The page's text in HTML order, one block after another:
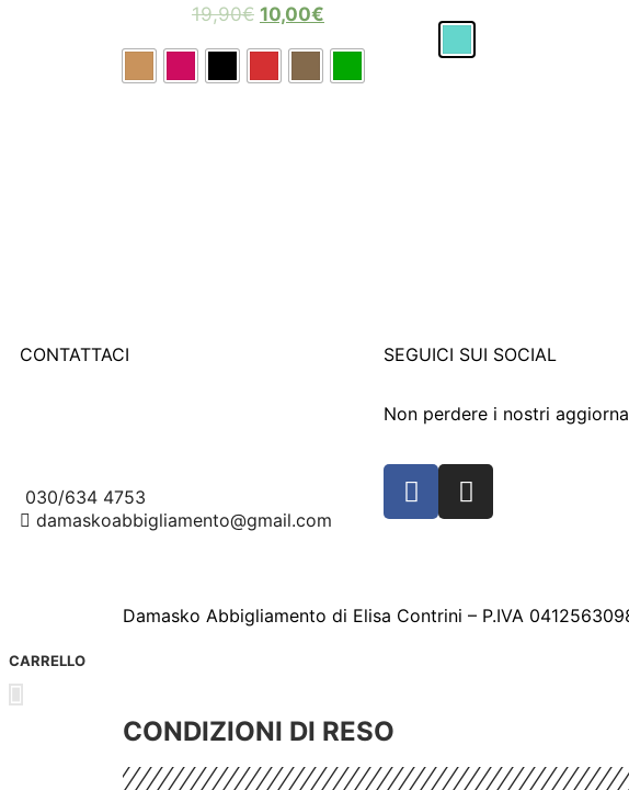
19,90€ 10,00€
CONTATTACI
030/634 4753
damaskoabbigliamento@gmail.com
SEGUICI SUI SOCIAL
Non perdere i nostri
Damasko Abbigliamento di Elisa Contrini – P.IVA
CARRELLO
CONDIZIONI DI RESO